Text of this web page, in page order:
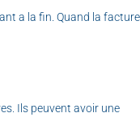
a la fin. Quand la facture
Ils peuvent avoir une